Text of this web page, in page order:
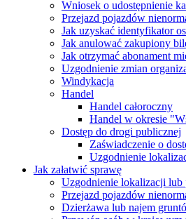
Wniosek o udostępnienie
Przejazd pojazdów
Jak uzyskać identyfikator
Jak anulować zakupiony
Jak otrzymać abonament
Uzgodnienie zmian
Windykacja
Handel
Handel całoroczny
Handel w okresie
Dostęp do drogi publicznej
Zaświadczenie o
Uzgodnienie
Jak załatwić sprawę
Uzgodnienie lokalizacji lub
Przejazd pojazdów
Dzierżawa lub najem